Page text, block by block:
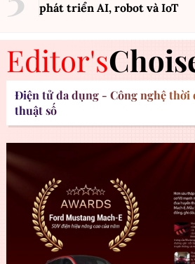
phát triển AI, robot và IoT
Editor's
Điện tử đa dụng - Công nghệ thời
thuật số